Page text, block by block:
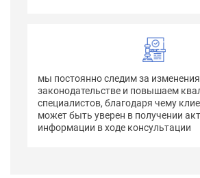
мы постоянно следим за
законодательстве и повышаем
специалистов, благодаря чему
может быть уверен в получении
информации в ходе консультации